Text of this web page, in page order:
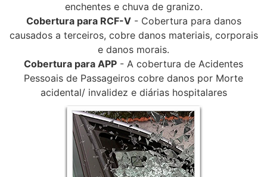
enchentes e chuva de granizo.
Cobertura para RCF-V- Cobertura para danos
causados a terceiros, cobre danos materiais, corporais
e danos morais.
Cobertura para APP - A cobertura de Acidentes
Pessoais de Passageiros cobre danos por Morte
acidental/ invalidez e diárias hospitalares